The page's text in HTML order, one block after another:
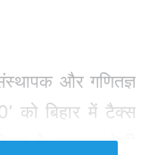
और गणितज्ञ
को बिहार में टैक्स
के उपमुख्यमंत्री